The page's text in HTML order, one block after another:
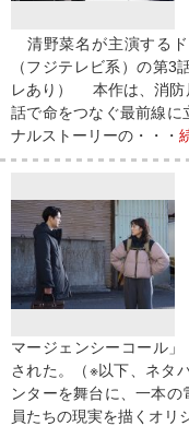
清野菜名が主演するド
（フジテレビ系）の第
レあり） 本作は、消防
話で命をつなぐ最前線に
ナルストーリーの・・・
マージェンシーコール
された。（※以下、ネ
ンターを舞台に、一本
員たちの現実を描くオリ